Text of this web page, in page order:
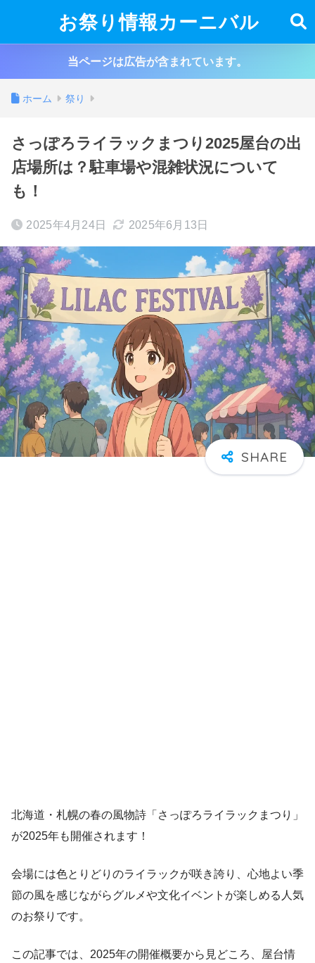
お祭り情報カーニバル
当ページは広告が含まれています。
ホーム 祭り
さっぽろライラックまつり2025屋台の出
店場所は？駐車場や混雑状況について
も！
2025年4月24日 2025年6月13日
北海道・札幌の春の風物詩「さっぽろライラックまつり」
が2025年も開催されます！
会場には色とりどりのライラックが咲き誇り、心地よい季
節の風を感じながらグルメや文化イベントが楽しめる人気
のお祭りです。
この記事では、2025年の開催概要から見どころ、屋台情